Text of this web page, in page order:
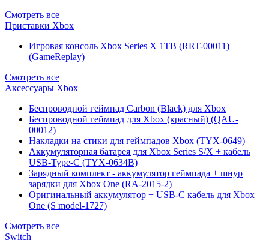
Смотреть все
Приставки Xbox
Игровая консоль Xbox Series X 1TB (RRT-00011)
(GameReplay)
Смотреть все
Аксессуары Xbox
Беспроводной геймпад Carbon (Black) для Xbox
Беспроводной геймпад для Xbox (красный) (QAU-
00012)
Накладки на стики для геймпадов Xbox (TYX-0649)
Аккумуляторная батарея для Xbox Series S/X + кабель
USB-Type-C (TYX-0634B)
Зарядный комплект - аккумулятор геймпада + шнур
зарядки для Xbox One (RA-2015-2)
Оригинальный аккумулятор + USB-C кабель для Xbox
One (S model-1727)
Смотреть все
Switch